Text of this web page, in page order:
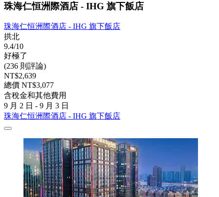
珠海仁恒洲際酒店 - IHG 旗下飯店
珠海仁恒洲際酒店 - IHG 旗下飯店
拱北
9.4/10
好極了
(236 則評論)
NT$2,639
總價 NT$3,077
含稅金和其他費用
9 月 2 日 - 9 月 3 日
珠海仁恒洲際酒店 - IHG 旗下飯店